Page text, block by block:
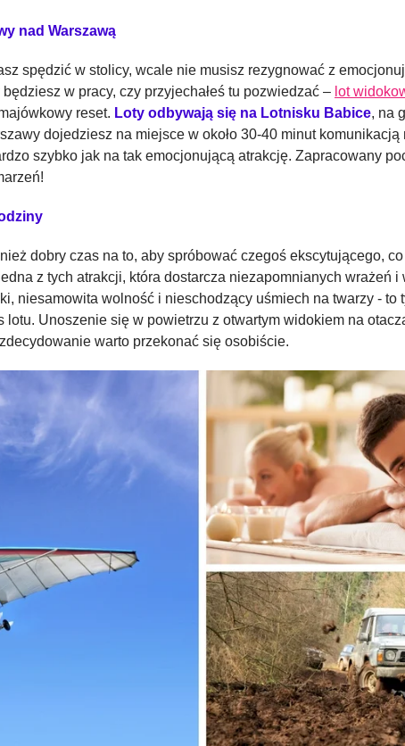
nad Warszawą
spędzić w stolicy, wcale nie musisz rezygnować z
w pracy, czy przyjechałeś tu pozwiedzać – lot
reset. Loty odbywają się na Lotnisku Babice, na
dojedziesz na miejsce w około 30-40 minut
szybko jak na tak emocjonującą atrakcję. Zapracowany
dobry czas na to, aby spróbować czegoś ekscytującego,
z tych atrakcji, która dostarcza niezapomnianych wrażeń i
niesamowita wolność i nieschodzący uśmiech na twarzy - to
lotu. Unoszenie się w powietrzu z otwartym widokiem na
warto przekonać się osobiście.